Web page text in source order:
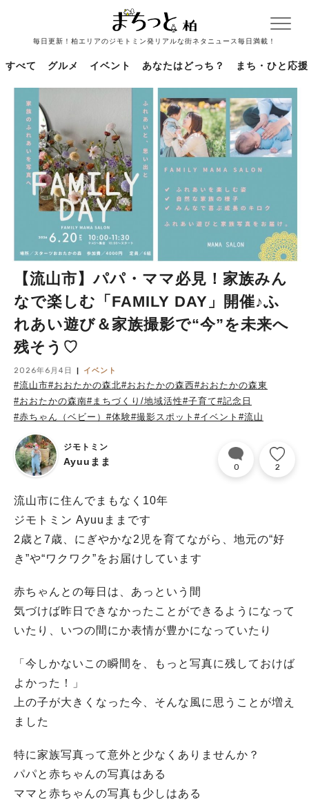
毎日更新！柏エリアのジモトミン発リアルな街ネタニュース毎日満載！
すべて グルメ イベント あなたはどっち？ まち・ひと応援
【流山市】パパ・ママ必見！家族みん
なで楽しむ「FAMILY DAY」開催♪ふ
れあい遊び＆家族撮影で“今”を未来へ
残そう♡
2026年6月4日 イベント
#流山市#おおたかの森北#おおたかの森西#おおたかの森東
#おおたかの森南#まちづくり/地域活性#子育て#記念日
#赤ちゃん（ベビー） #体験#撮影スポット #イベント #流山
ジモトミン
Ayuuまま 0 2
流山市に住んでまもなく10年
ジモトミン Ayuuままです
2歳と7歳、にぎやかな2児を育てながら、地元の“好
き”や“ワクワク”をお届けしています
赤ちゃんとの毎日は、あっという間
気づけば昨日できなかったことができるようになって
いたり、いつの間にか表情が豊かになっていたり
「今しかないこの瞬間を、もっと写真に残しておけば
よかった！」
上の子が大きくなった今、そんな風に思うことが増え
ました
特に家族写真って意外と少なくありませんか？
パパと赤ちゃんの写真はある
ママと赤ちゃんの写真も少しはある